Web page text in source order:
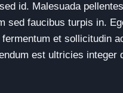
id. Malesuada
sed faucibus turpis in.
et sollicitudin
est ultricies